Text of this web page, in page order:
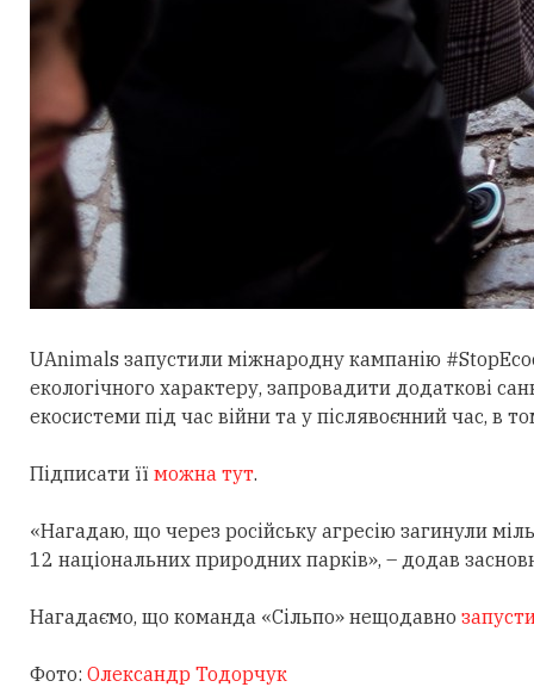
UAnimals запустили міжнародну кампанію
екологічного характеру, запровадити додаткові
екосистеми під час війни та у післявоєнний час, в
Підписати її можна тут.
«Нагадаю, що через російську агресію загинули
12 національних природних парків», – додав
Нагадаємо, що команда «Сільпо» нещодавно
Фото: Олександр Тодорчук